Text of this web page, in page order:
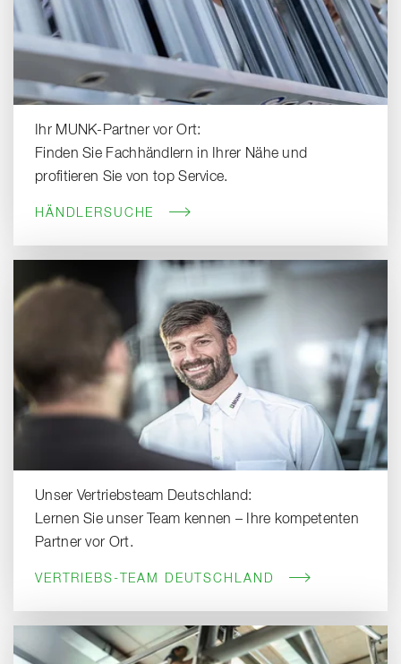
Ihr MUNK-Partner vor Ort:
Finden Sie Fachhändlern in Ihrer Nähe und
profitieren Sie von top Service.
HÄNDLERSUCHE
Unser Vertriebsteam Deutschland:
Lernen Sie unser Team kennen – Ihre kompetenten
Partner vor Ort.
VERTRIEBS-TEAM DEUTSCHLAND